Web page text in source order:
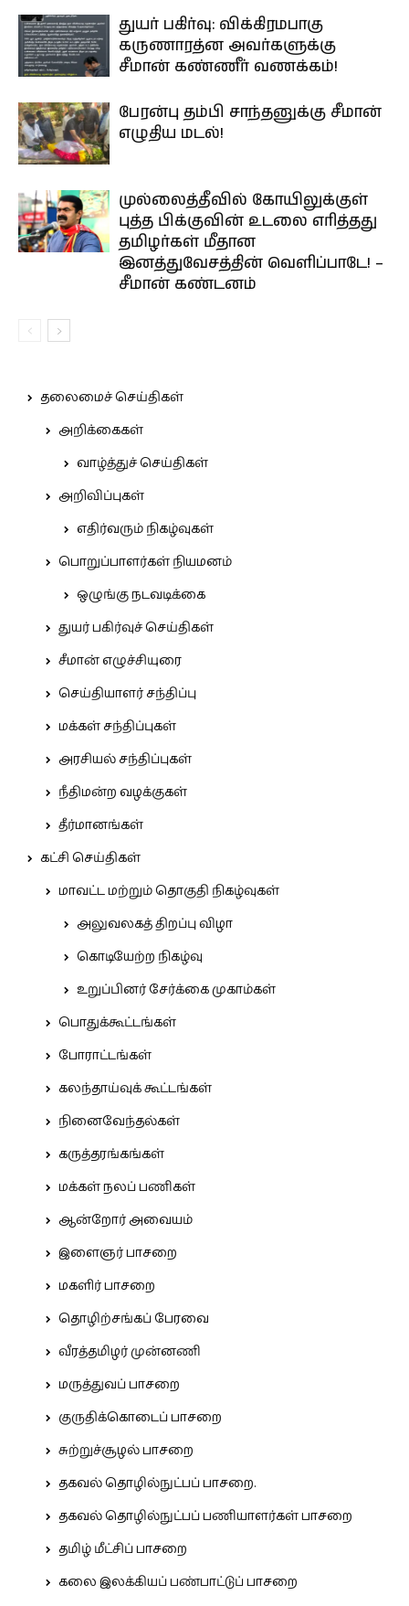
துயர் பகிர்வு: விக்கிரமபாகு
கருணாரத்ன அவர்களுக்கு
சீமான் கண்ணீர் வணக்கம்!
பேரன்பு தம்பி சாந்தனுக்கு சீமான்
எழுதிய மடல்!
முல்லைத்தீவில் கோயிலுக்குள்
புத்த பிக்குவின் உடலை எரித்தது
தமிழர்கள் மீதான
இனத்துவேசத்தின் வெளிப்பாடே! –
சீமான் கண்டனம்
தலைமைச் செய்திகள்
அறிக்கைகள்
வாழ்த்துச் செய்திகள்
அறிவிப்புகள்
எதிர்வரும் நிகழ்வுகள்
பொறுப்பாளர்கள் நியமனம்
ஒழுங்கு நடவடிக்கை
துயர் பகிர்வுச் செய்திகள்
சீமான் எழுச்சியுரை
செய்தியாளர் சந்திப்பு
மக்கள் சந்திப்புகள்
அரசியல் சந்திப்புகள்
நீதிமன்ற வழக்குகள்
தீர்மானங்கள்
கட்சி செய்திகள்
மாவட்ட மற்றும் தொகுதி நிகழ்வுகள்
அலுவலகத் திறப்பு விழா
கொடியேற்ற நிகழ்வு
உறுப்பினர் சேர்க்கை முகாம்கள்
பொதுக்கூட்டங்கள்
போராட்டங்கள்
கலந்தாய்வுக் கூட்டங்கள்
நினைவேந்தல்கள்
கருத்தரங்கங்கள்
மக்கள் நலப் பணிகள்
ஆன்றோர் அவையம்
இளைஞர் பாசறை
மகளிர் பாசறை
தொழிற்சங்கப் பேரவை
வீரத்தமிழர் முன்னணி
மருத்துவப் பாசறை
குருதிக்கொடைப் பாசறை
சுற்றுச்சூழல் பாசறை
தகவல் தொழில்நுட்பப் பாசறை.
தகவல் தொழில்நுட்பப் பணியாளர்கள் பாசறை
தமிழ் மீட்சிப் பாசறை
கலை இலக்கியப் பண்பாட்டுப் பாசறை